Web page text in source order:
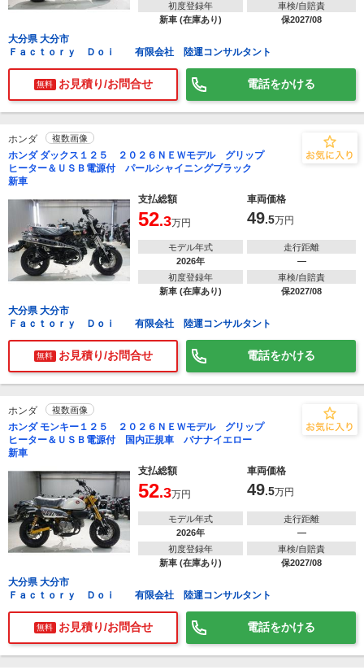
初度登録年
新車 (在庫あり)
車検/自賠責
保2027/08
大分県 大分市
Ｆａｃｔｏｒｙ Ｄｏｉ 有限会社 陸運コンサルタント
無料 お見積り/お問合せ 電話をかける
ホンダ 複数画像
ホンダ ダックス１２５ ２０２６ＮＥＷモデル グリップ
ヒーター＆ＵＳＢ電源付 パールシャイニングブラック
新車
支払総額
車両価格
52.3万円 49.5万円
モデル年式
2026年
走行距離
―
初度登録年
新車 (在庫あり)
車検/自賠責
保2027/08
大分県 大分市
Ｆａｃｔｏｒｙ Ｄｏｉ 有限会社 陸運コンサルタント
無料 お見積り/お問合せ 電話をかける
ホンダ 複数画像
ホンダ モンキー１２５ ２０２６ＮＥＷモデル グリップ
ヒーター＆ＵＳＢ電源付 国内正規車 バナナイエロー
新車
支払総額
車両価格
52.3万円 49.5万円
モデル年式
2026年
走行距離
―
初度登録年
新車 (在庫あり)
車検/自賠責
保2027/08
大分県 大分市
Ｆａｃｔｏｒｙ Ｄｏｉ 有限会社 陸運コンサルタント
無料 お見積り/お問合せ 電話をかける